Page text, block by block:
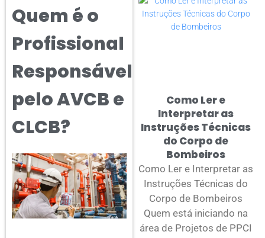
Quem é o
Profissional
Responsável
pelo AVCB e
CLCB?
Como Ler e
Interpretar as
Instruções Técnicas
do Corpo de
Bombeiros
Como Ler e Interpretar as
Instruções Técnicas do
Corpo de Bombeiros
Quem está iniciando na
área de Projetos de PPCI